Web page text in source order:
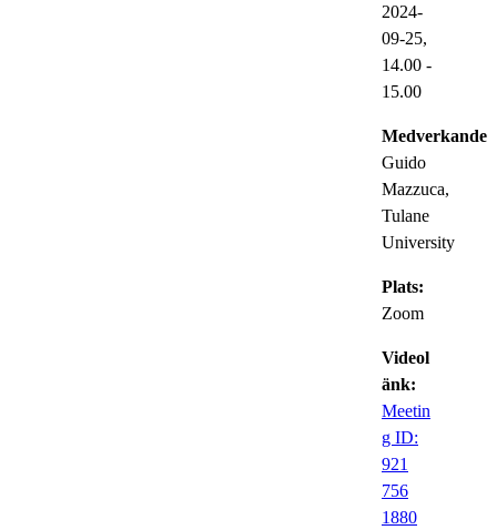
2024-
09-25,
14.00 -
15.00
Medverkande:
Guido
Mazzuca,
Tulane
University
Plats:
Zoom
Videol
änk:
Meetin
g ID:
921
756
1880